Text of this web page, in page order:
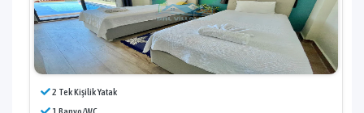
2 Tek Kişilik Yatak